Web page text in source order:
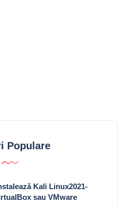
Populare
Kali Linux2021-
sau VMware